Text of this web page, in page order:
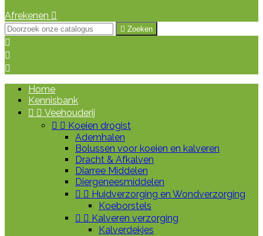
Afrekenen 
 Zoeken



Home
Kennisbank
  Veehouderij
  Koeien drogist
Ademhalen
Bolussen voor koeien en kalveren
Dracht & Afkalven
Diarree Middelen
Diergeneesmiddelen
  Huidverzorging en Wondverzorging
Koeborstels
  Kalveren verzorging
Kalverdekjes